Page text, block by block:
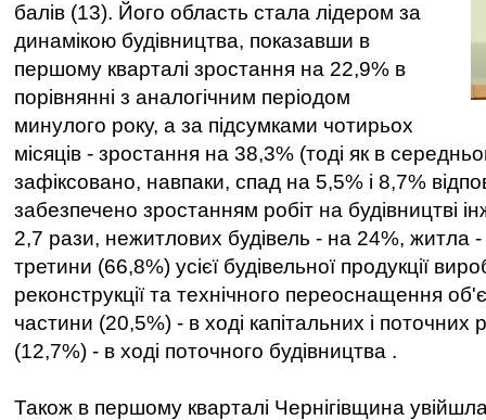
балів (13). Його область стала лідером за
динамікою будівництва, показавши в
першому кварталі зростання на 22,9% в
порівнянні з аналогічним періодом
минулого року, а за підсумками чотирьох
місяців - зростання на 38,3% (тоді як в
зафіксовано, навпаки, спад на 5,5% і 8,7%
забезпечено зростанням робіт на будівництві
2,7 рази, нежитлових будівель - на 24%, житла
третини (66,8%) усієї будівельної продукції
реконструкції та технічного переоснащення
частини (20,5%) - в ході капітальних і поточних
(12,7%) - в ході поточного будівництва .
Також в першому кварталі Чернігівщина